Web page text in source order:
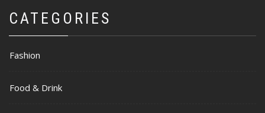
CATEGORIES
Fashion
Food & Drink